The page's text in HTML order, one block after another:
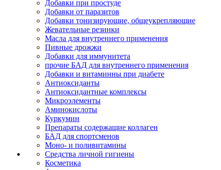
Добавки при простуде
Добавки от паразитов
Добавки тонизирующие, общеукрепляющие
Жевательные резинки
Масла для внутреннего применения
Пивные дрожжи
Добавки для иммунитета
прочие БАД для внутреннего применения
Добавки и витаминны при диабете
Антиоксиданты
Антиоксидантные комплексы
Микроэлементы
Аминокислоты
Куркумин
Препараты содержащие коллаген
БАД для спортсменов
Моно- и поливитамины
Средства личной гигиены
Косметика